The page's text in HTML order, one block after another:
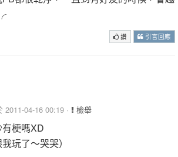
讚 引言回應
2011-04-16 00:19 · 檢舉
梗嗎XD
玩了～哭哭）